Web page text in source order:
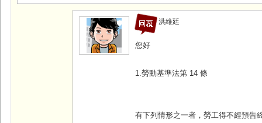
洪維廷
您好
1.勞動基準法第 14 條
有下列情形之一者，勞工得不經預告